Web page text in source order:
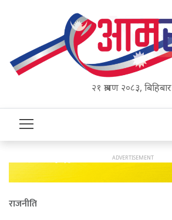
२१ श्रावण २०८३, बिहिबार
राजनीति